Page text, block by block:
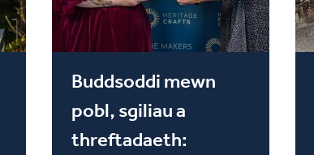
Buddsoddi mewn
pobl, sgiliau a
threftadaeth: